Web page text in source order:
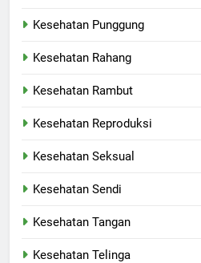
Kesehatan Punggung
Kesehatan Rahang
Kesehatan Rambut
Kesehatan Reproduksi
Kesehatan Seksual
Kesehatan Sendi
Kesehatan Tangan
Kesehatan Telinga